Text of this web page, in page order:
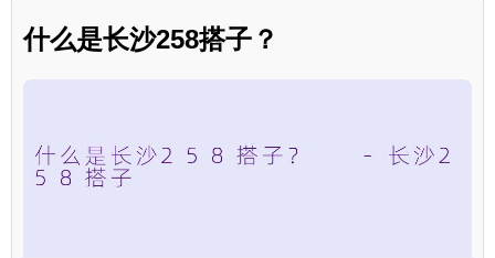
什么是长沙258搭子？